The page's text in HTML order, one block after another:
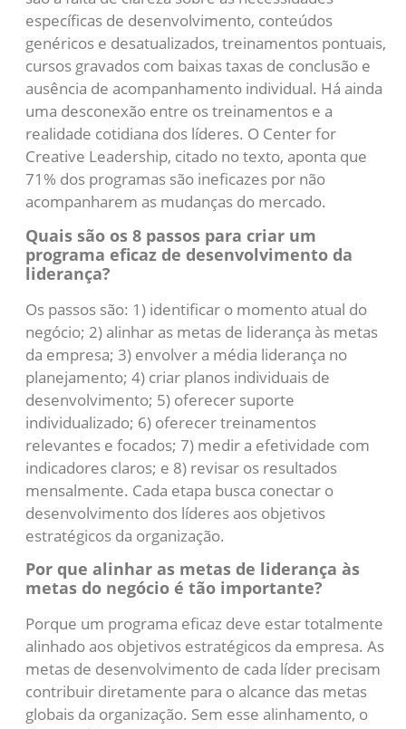
específicas de desenvolvimento, conteúdos
genéricos e desatualizados, treinamentos pontuais,
cursos gravados com baixas taxas de conclusão e
ausência de acompanhamento individual. Há ainda
uma desconexão entre os treinamentos e a
realidade cotidiana dos líderes. O Center for
Creative Leadership, citado no texto, aponta que
71% dos programas são ineficazes por não
acompanharem as mudanças do mercado.
Quais são os 8 passos para criar um
programa eficaz de desenvolvimento da
liderança?
Os passos são: 1) identificar o momento atual do
negócio; 2) alinhar as metas de liderança às metas
da empresa; 3) envolver a média liderança no
planejamento; 4) criar planos individuais de
desenvolvimento; 5) oferecer suporte
individualizado; 6) oferecer treinamentos
relevantes e focados; 7) medir a efetividade com
indicadores claros; e 8) revisar os resultados
mensalmente. Cada etapa busca conectar o
desenvolvimento dos líderes aos objetivos
estratégicos da organização.
Por que alinhar as metas de liderança às
metas do negócio é tão importante?
Porque um programa eficaz deve estar totalmente
alinhado aos objetivos estratégicos da empresa. As
metas de desenvolvimento de cada líder precisam
contribuir diretamente para o alcance das metas
globais da organização. Sem esse alinhamento, o